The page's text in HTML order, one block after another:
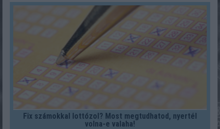
Fix számokkal lottózol? Most megtudhatod, nyertél
volna-e valaha!